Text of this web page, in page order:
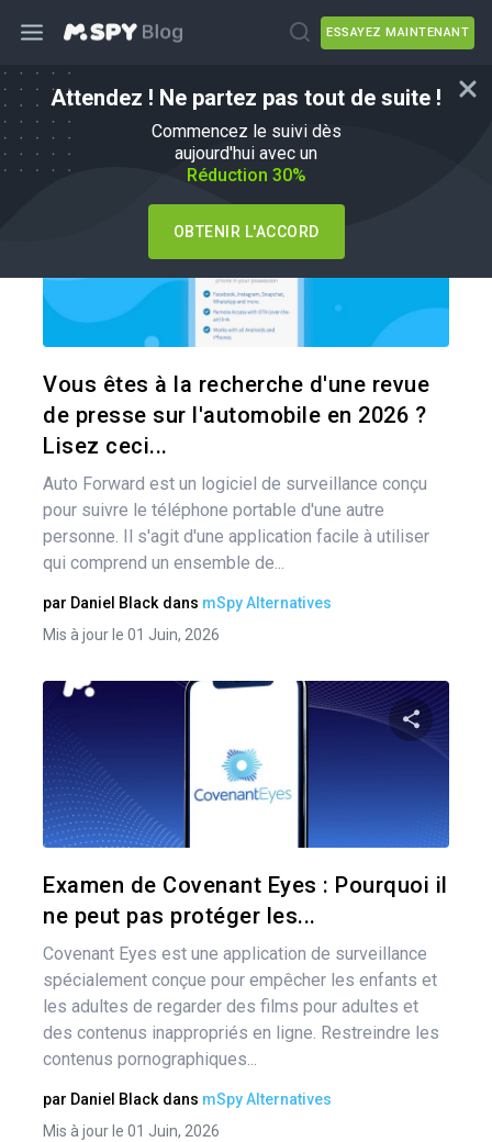
ESSAYEZ MAINTENANT
Attendez ! Ne partez pas tout de suite !
Commencez le suivi dès
aujourd'hui avec un
Réduction 30%
OBTENIR L'ACCORD
mSpy Alternatives
Vous êtes à la recherche d'une revue
de presse sur l'automobile en 2026 ?
Lisez ceci...
Auto Forward est un logiciel de surveillance conçu
pour suivre le téléphone portable d'une autre
personne. Il s'agit d'une application facile à utiliser
qui comprend un ensemble de...
par Daniel Black dans mSpy Alternatives
Mis à jour le 01 Juin, 2026
Examen de Covenant Eyes : Pourquoi il
ne peut pas protéger les...
Covenant Eyes est une application de surveillance
spécialement conçue pour empêcher les enfants et
les adultes de regarder des films pour adultes et
des contenus inappropriés en ligne. Restreindre les
contenus pornographiques...
par Daniel Black dans mSpy Alternatives
Mis à jour le 01 Juin, 2026